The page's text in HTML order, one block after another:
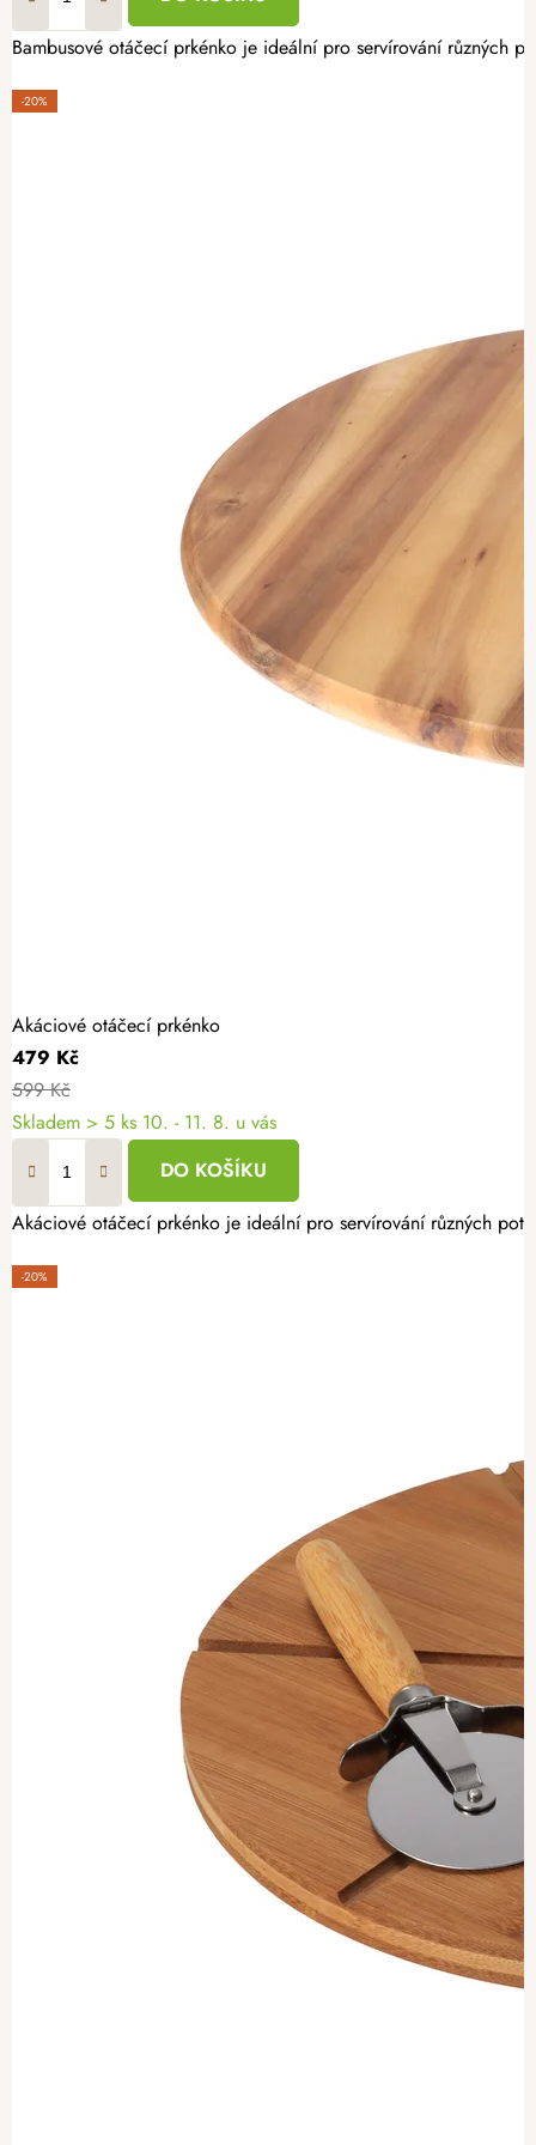
Bambusové otáčecí prkénko je ideální pro servírování různých
-20%
Akáciové otáčecí prkénko
479 Kč
599 Kč
Skladem > 5 ks 10. - 11. 8. u vás
DO KOŠÍKU
Akáciové otáčecí prkénko je ideální pro servírování různých
-20%